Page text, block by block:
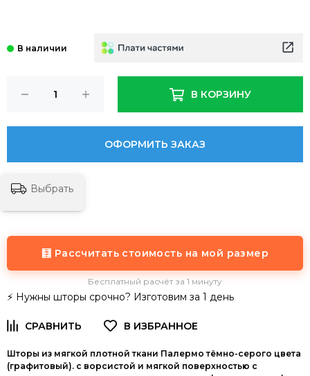
В КОРЗИНУ
ОФОРМИТЬ ЗАКАЗ
Выбрать
🧮 Рассчитать стоимость на мой размер
Бесплатный расчёт за 1 минуту
⚡ Нужны шторы срочно? Изготовим за 1 день
Шторы из мягкой плотной ткани Палермо тёмно-серого цвета
(графитовый). с ворсистой и мягкой поверхностью с